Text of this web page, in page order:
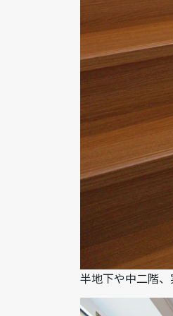
半地下や中二階